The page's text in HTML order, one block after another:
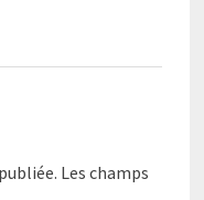
Les champs